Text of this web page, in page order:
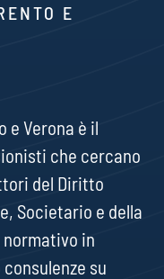
E
e Verona è il
che cercano
del Diritto
Societario e della
normativo in
su